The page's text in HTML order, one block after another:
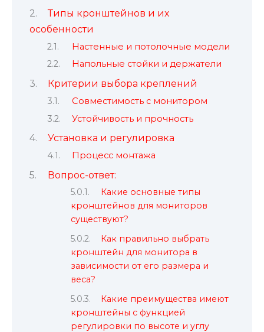
Типы кронштейнов и их
особенности
Настенные и потолочные модели
Напольные стойки и держатели
Критерии выбора креплений
Совместимость с монитором
Устойчивость и прочность
Установка и регулировка
Процесс монтажа
Вопрос-ответ:
Какие основные типы
кронштейнов для мониторов
существуют?
Как правильно выбрать
кронштейн для монитора в
зависимости от его размера и
веса?
Какие преимущества имеют
кронштейны с функцией
регулировки по высоте и углу